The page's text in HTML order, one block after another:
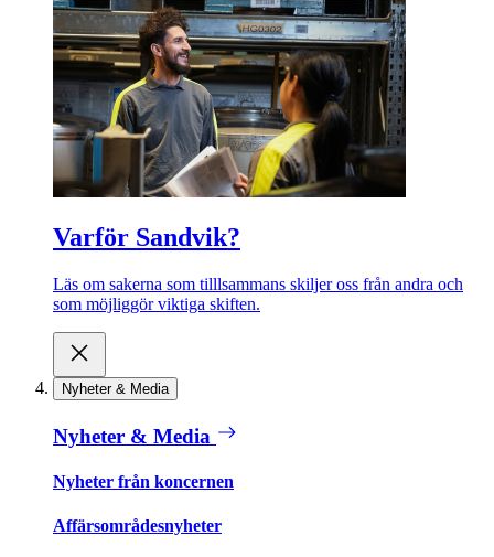
Varför Sandvik?
Läs om sakerna som tilllsammans skiljer oss från andra och
som möjliggör viktiga skiften.
Nyheter & Media
Nyheter & Media
Nyheter från koncernen
Affärsområdesnyheter